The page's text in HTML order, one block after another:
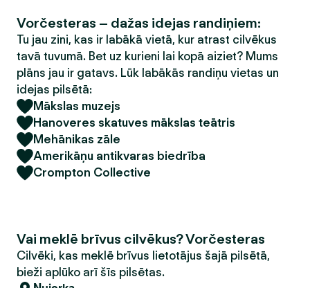
Vorčesteras – dažas idejas randiņiem:
Tu jau zini, kas ir labākā vietā, kur atrast cilvēkus
tavā tuvumā. Bet uz kurieni lai kopā aiziet? Mums
plāns jau ir gatavs. Lūk labākās randiņu vietas un
idejas pilsētā:
Mākslas muzejs
Hanoveres skatuves mākslas teātris
Mehānikas zāle
Amerikāņu antikvaras biedrība
Crompton Collective
Vai meklē brīvus cilvēkus? Vorčesteras
Cilvēki, kas meklē brīvus lietotājus šajā pilsētā,
bieži aplūko arī šīs pilsētas.